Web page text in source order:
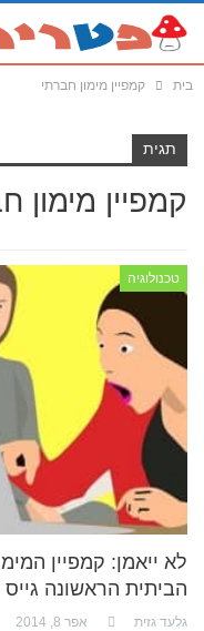
בית קמפיין מימון חברתי
תגית
קמפיין מימון
טכנולוגיה
לא ייאמן: קמפיין
הביתית הראשונה
גלעד גזית אפר 8, 2014